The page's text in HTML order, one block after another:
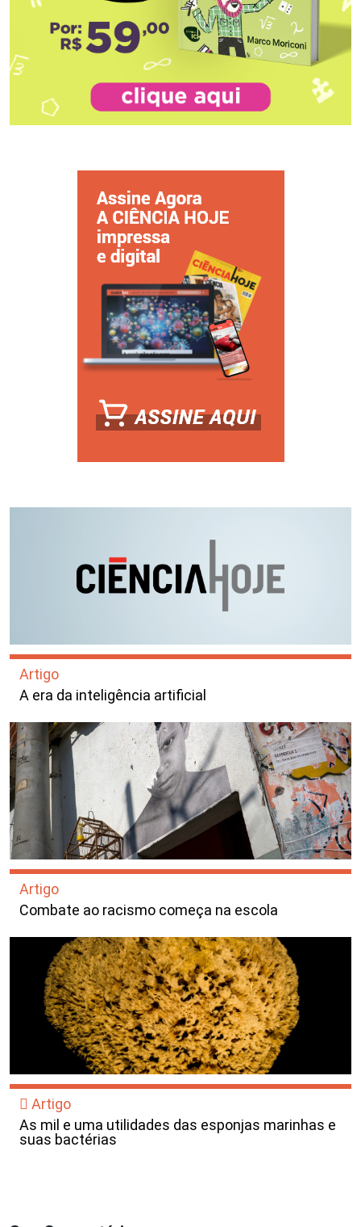
Artigo
A era da inteligência artificial
Artigo
Combate ao racismo começa na escola
Artigo
As mil e uma utilidades das esponjas marinhas e
suas bactérias